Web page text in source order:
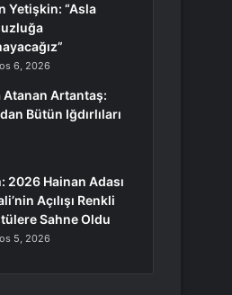
Yetişkin: “Asla
6, 2026
Atanan Artantaş:
Bütün Iğdırlıları
2026 Hainan Adası
Açılışı Renkli
Sahne Oldu
5, 2026